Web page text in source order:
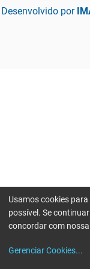
Desenvolvido por
Usamos cookies
possível. Se
concordar com nossa
Gerenciar Cookies...
Erro ao enviar